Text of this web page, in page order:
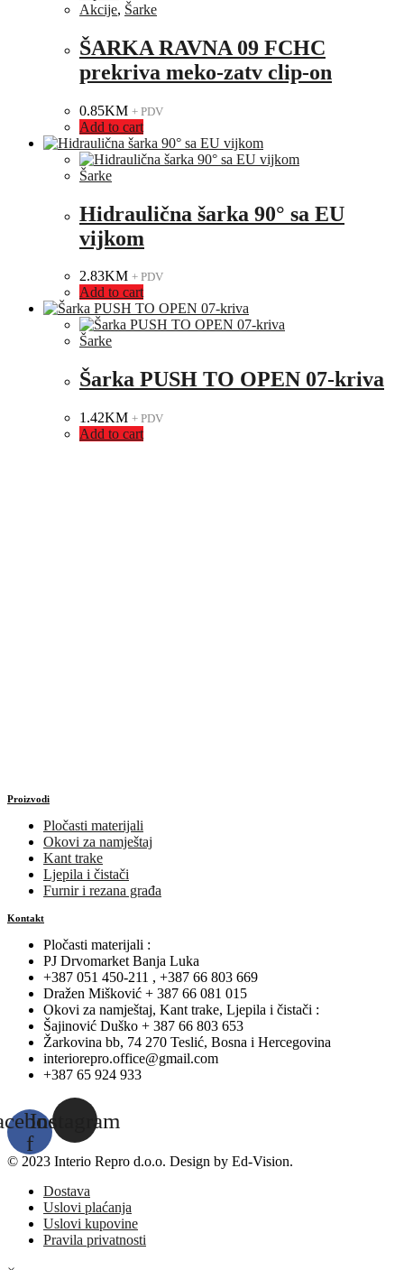
Akcije, Šarke
ŠARKA RAVNA 09 FCHC
prekriva meko-zatv clip-on
0.85KM + PDV
Add to cart
Šarke
Hidraulična šarka 90° sa EU
vijkom
2.83KM + PDV
Add to cart
Šarke
Šarka PUSH TO OPEN 07-kriva
1.42KM + PDV
Add to cart
Proizvodi
Pločasti materijali
Okovi za namještaj
Kant trake
Ljepila i čistači
Furnir i rezana građa
Kontakt
Pločasti materijali :
PJ Drvomarket Banja Luka
+387 051 450-211 , +387 66 803 669
Dražen Mišković + 387 66 081 015
Okovi za namještaj, Kant trake, Ljepila i čistači :
Šajinović Duško + 387 66 803 653
Žarkovina bb, 74 270 Teslić, Bosna i Hercegovina
interiorepro.office@gmail.com
+387 65 924 933
f
Instagram
© 2023 Interio Repro d.o.o. Design by Ed-Vision.
Dostava
Uslovi plaćanja
Uslovi kupovine
Pravila privatnosti